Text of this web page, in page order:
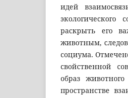
идей
раскрыть его
животным,
социума.
свойственной
образ
пространстве